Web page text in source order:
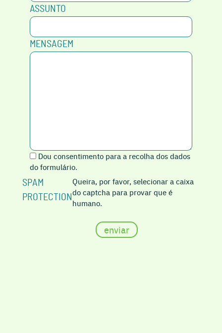
ASSUNTO
MENSAGEM
do formulário.
SPAM
PROTECTION
Queira, por favor, selecionar a caixa
do captcha para provar que é
humano.